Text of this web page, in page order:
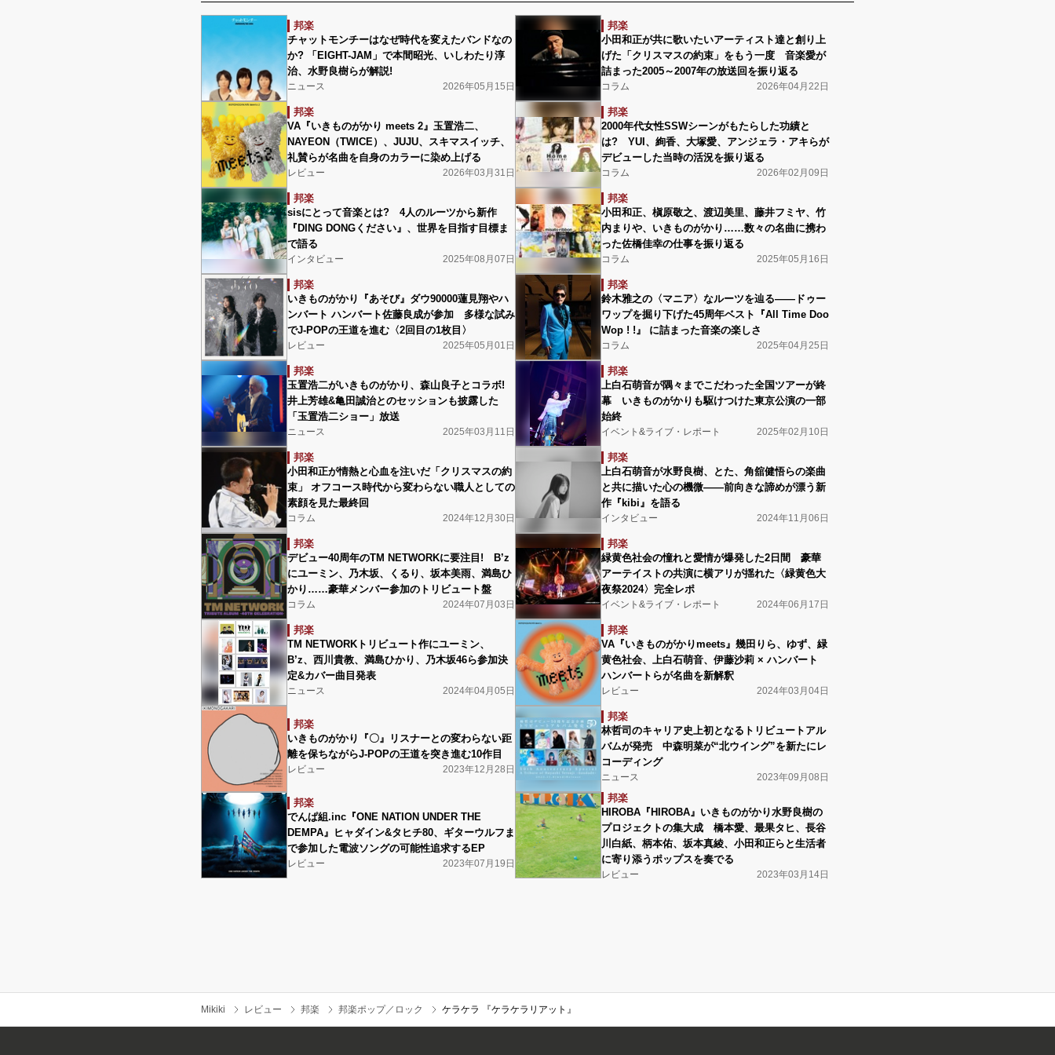
邦楽
チャットモンチーはなぜ時代を変えたバンドなの
か? 「EIGHT-JAM」で本間昭光、いしわたり淳
治、水野良樹らが解説!
ニュース 2026年05月15日
邦楽
小田和正が共に歌いたいアーティスト達と創り上
げた「クリスマスの約束」をもう一度 音楽愛が
詰まった2005～2007年の放送回を振り返る
コラム 2026年04月22日
邦楽
VA『いきものがかり meets 2』玉置浩二、
NAYEON（TWICE）、JUJU、スキマスイッチ、
礼賛らが名曲を自身のカラーに染め上げる
レビュー 2026年03月31日
邦楽
2000年代女性SSWシーンがもたらした功績と
は? YUI、絢香、大塚愛、アンジェラ・アキらが
デビューした当時の活況を振り返る
コラム 2026年02月09日
邦楽
sisにとって音楽とは? 4人のルーツから新作
『DING DONGください』、世界を目指す目標ま
で語る
インタビュー 2025年08月07日
邦楽
小田和正、槇原敬之、渡辺美里、藤井フミヤ、竹
内まりや、いきものがかり……数々の名曲に携わ
った佐橋佳幸の仕事を振り返る
コラム 2025年05月16日
邦楽
いきものがかり『あそび』ダウ90000蓮見翔やハ
ンバート ハンバート佐藤良成が参加 多様な試み
でJ-POPの王道を進む〈2回目の1枚目〉
レビュー 2025年05月01日
邦楽
鈴木雅之の〈マニア〉なルーツを辿る――ドゥー
ワップを掘り下げた45周年ベスト『All Time Doo
Wop ! !』 に詰まった音楽の楽しさ
コラム 2025年04月25日
邦楽
玉置浩二がいきものがかり、森山良子とコラボ!
井上芳雄&亀田誠治とのセッションも披露した
「玉置浩二ショー」放送
ニュース 2025年03月11日
邦楽
上白石萌音が隅々までこだわった全国ツアーが終
幕 いきものがかりも駆けつけた東京公演の一部
始終
イベント&ライブ・レポート 2025年02月10日
邦楽
小田和正が情熱と心血を注いだ「クリスマスの約
束」 オフコース時代から変わらない職人としての
素顔を見た最終回
コラム 2024年12月30日
邦楽
上白石萌音が水野良樹、とた、角舘健悟らの楽曲
と共に描いた心の機微――前向きな諦めが漂う新
作『kibi』を語る
インタビュー 2024年11月06日
邦楽
デビュー40周年のTM NETWORKに要注目! B’z
にユーミン、乃木坂、くるり、坂本美雨、満島ひ
かり……豪華メンバー参加のトリビュート盤
コラム 2024年07月03日
邦楽
緑黄色社会の憧れと愛情が爆発した2日間 豪華
アーテイストの共演に横アリが揺れた〈緑黄色大
夜祭2024〉完全レポ
イベント&ライブ・レポート 2024年06月17日
邦楽
TM NETWORKトリビュート作にユーミン、
B’z、西川貴教、満島ひかり、乃木坂46ら参加決
定&カバー曲目発表
ニュース 2024年04月05日
邦楽
VA『いきものがかりmeets』幾田りら、ゆず、緑
黄色社会、上白石萌音、伊藤沙莉 × ハンバート
ハンバートらが名曲を新解釈
レビュー 2024年03月04日
邦楽
いきものがかり『〇』リスナーとの変わらない距
離を保ちながらJ-POPの王道を突き進む10作目
レビュー 2023年12月28日
邦楽
林哲司のキャリア史上初となるトリビュートアル
バムが発売 中森明菜が“北ウイング”を新たにレ
コーディング
ニュース 2023年09月08日
邦楽
でんぱ組.inc『ONE NATION UNDER THE
DEMPA』ヒャダイン&タヒチ80、ギターウルフま
で参加した電波ソングの可能性追求するEP
レビュー 2023年07月19日
邦楽
HIROBA『HIROBA』いきものがかり⽔野良樹の
プロジェクトの集大成 橋本愛、最果タヒ、⻑⾕
川⽩紙、柄本佑、坂本真綾、小田和正らと生活者
に寄り添うポップスを奏でる
レビュー 2023年03月14日
Mikiki レビュー 邦楽 邦楽ポップ／ロック ケラケラ 『ケラケラリアット』